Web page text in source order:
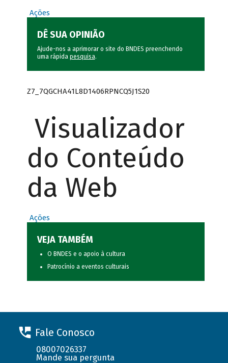
Ações
DÊ SUA OPINIÃO
Ajude-nos a aprimorar o site do BNDES preenchendo
uma rápida pesquisa.
Z7_7QGCHA41L8D1406RPNCQ5J1S20
Visualizador
do Conteúdo
da Web
Ações
VEJA TAMBÉM
O BNDES e o apoio à cultura
Patrocínio a eventos culturais
Fale Conosco
08007026337
Mande sua pergunta